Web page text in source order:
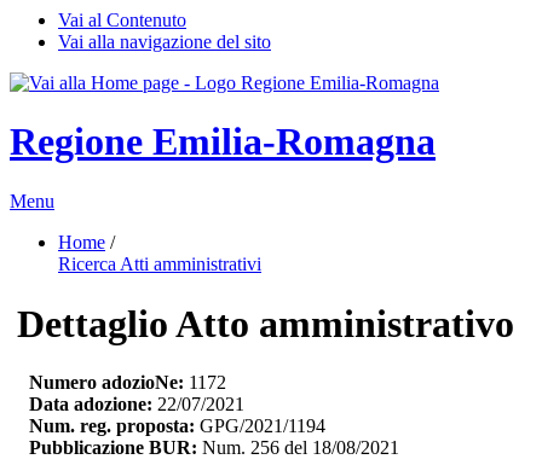
Vai al Contenuto
Vai alla navigazione del sito
Regione Emilia-Romagna
Menu
Home /
Ricerca Atti amministrativi
Dettaglio Atto amministrativo
Numero adozioNe: 1172
Data adozione: 22/07/2021
Num. reg. proposta: GPG/2021/1194
Pubblicazione BUR: Num. 256 del 18/08/2021